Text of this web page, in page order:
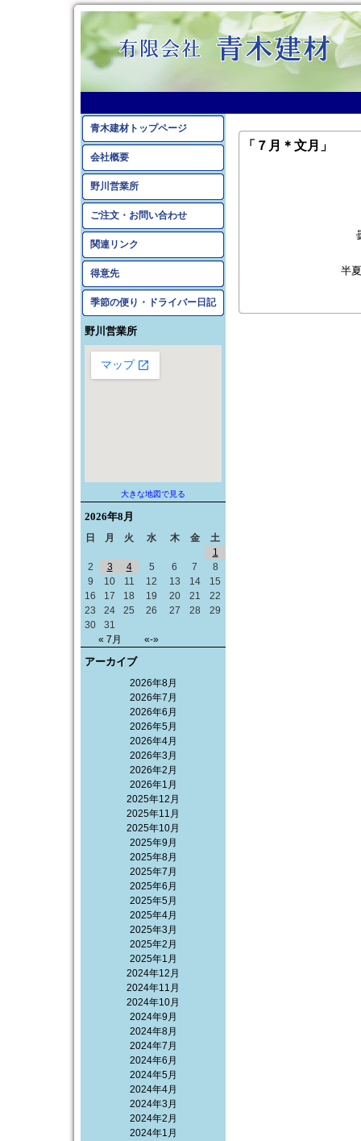
青木建材トップページ
会社概要
野川営業所
ご注文・お問い合わせ
関連リンク
得意先
季節の便り・ドライバー日記
野川営業所
大きな地図で見る
2026年8月
日 月 火 水 木 金 土
« 7月 «-»
1
2
3 4 5 6 7
8
9
10 11 12 13 14
15
16
17 18 19 20 21
22
23
24 25 26 27 28
29
30
31
アーカイブ
2026年8月
2026年7月
2026年6月
2026年5月
2026年4月
2026年3月
2026年2月
2026年1月
2025年12月
2025年11月
2025年10月
2025年9月
2025年8月
2025年7月
2025年6月
2025年5月
2025年4月
2025年3月
2025年2月
2025年1月
2024年12月
2024年11月
2024年10月
2024年9月
2024年8月
2024年7月
2024年6月
2024年5月
2024年4月
2024年3月
2024年2月
2024年1月
「７月＊文月」
半